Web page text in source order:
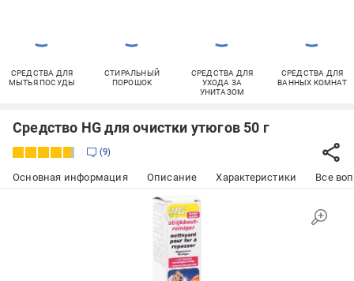
СРЕДСТВА ДЛЯ
МЫТЬЯ ПОСУДЫ
СТИРАЛЬНЫЙ
ПОРОШОК
СРЕДСТВА ДЛЯ
УХОДА ЗА
УНИТАЗОМ
СРЕДСТВА ДЛЯ
ВАННЫХ КОМНАТ
Средство HG для очистки утюгов 50 г
9
Основная информация Описание Характеристики Все